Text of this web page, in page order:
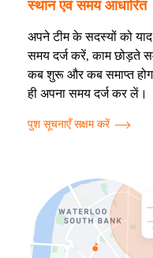
स्थान एवं समय आधारित
अपने टीम के सदस्यों को
समय दर्ज करें, काम छोड़ते
कब शुरू और कब समाप्त
ही अपना समय दर्ज कर लें।
पुश सूचनाएँ सक्षम करें